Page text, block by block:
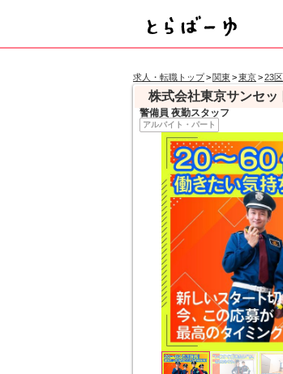
求人・転職トップ>関東 >東京>23区
株式会社東京サンセ
警備員 夜勤スタッフ
アルバイト・パート